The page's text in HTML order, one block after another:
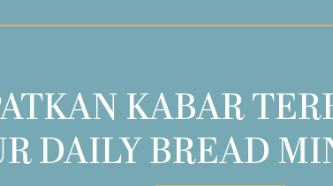
KABAR
DAILY BREAD